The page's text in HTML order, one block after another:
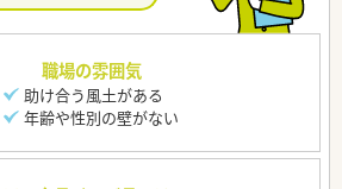
職場の雰囲気
助け合う風土がある
年齢や性別の壁がない